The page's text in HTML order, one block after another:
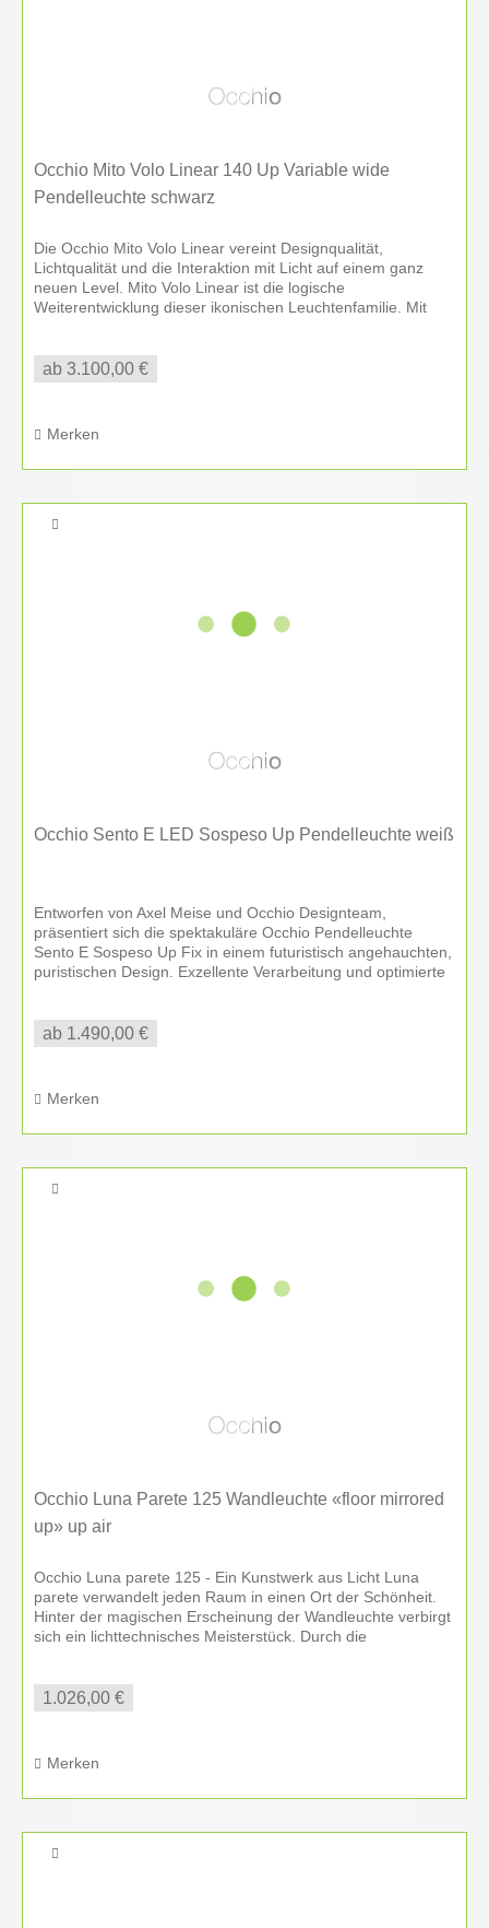
Occhio Mito Volo Linear 140 Up Variable wide
Pendelleuchte schwarz
Die Occhio Mito Volo Linear vereint Designqualität,
Lichtqualität und die Interaktion mit Licht auf einem ganz
neuen Level. Mito Volo Linear ist die logische
Weiterentwicklung dieser ikonischen Leuchtenfamilie. Mit
ab 3.100,00 €
Merken
Occhio Sento E LED Sospeso Up Pendelleuchte weiß
Entworfen von Axel Meise und Occhio Designteam,
präsentiert sich die spektakuläre Occhio Pendelleuchte
Sento E Sospeso Up Fix in einem futuristisch angehauchten,
puristischen Design. Exzellente Verarbeitung und optimierte
ab 1.490,00 €
Merken
Occhio Luna Parete 125 Wandleuchte «floor mirrored
up» up air
Occhio Luna parete 125 - Ein Kunstwerk aus Licht Luna
parete verwandelt jeden Raum in einen Ort der Schönheit.
Hinter der magischen Erscheinung der Wandleuchte verbirgt
sich ein lichttechnisches Meisterstück. Durch die
1.026,00 €
Merken